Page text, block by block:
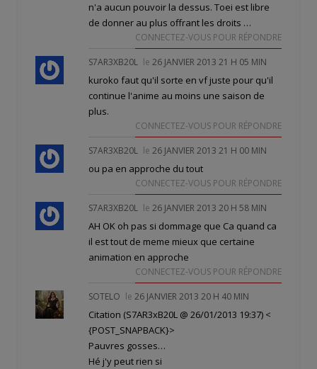
n'a aucun pouvoir la dessus. Toei est libre
de donner au plus offrant les droits …
CONNECTEZ-VOUS POUR RÉPONDRE
S7AR3XB20L le 26 JANVIER 2013 21 H 05 MIN
kuroko faut qu'il sorte en vf juste pour qu'il
continue l'anime au moins une saison de
plus.
CONNECTEZ-VOUS POUR RÉPONDRE
S7AR3XB20L le 26 JANVIER 2013 21 H 00 MIN
ou pa en approche du tout
CONNECTEZ-VOUS POUR RÉPONDRE
S7AR3XB20L le 26 JANVIER 2013 20 H 58 MIN
AH OK oh pas si dommage que Ca quand ca
il est tout de meme mieux que certaine
animation en approche
CONNECTEZ-VOUS POUR RÉPONDRE
SOTELO le 26 JANVIER 2013 20 H 40 MIN
Citation (S7AR3xB20L @ 26/01/2013 19:37) <
{POST_SNAPBACK}>
Pauvres gosses…
Hé j'y peut rien si